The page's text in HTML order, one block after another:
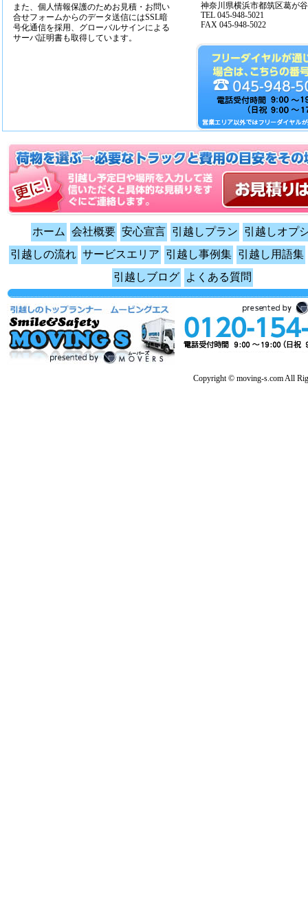
また、個人情報保護のためお見積・お問い
合せフォームからのデータ送信にはSSL暗
号化通信を採用、グローバルサインによる
サーバ証明書も取得しています。
神奈川県横浜市都筑区葛が
TEL 045-948-5021
FAX 045-948-5022
ホーム 会社概要 安心宣言 引越しプラン
引越しオプ
引越しの流れ サービスエリア 引越し事例集 引越し用語集
引越しブログ
よくある質問
Copyright © moving-s.com All